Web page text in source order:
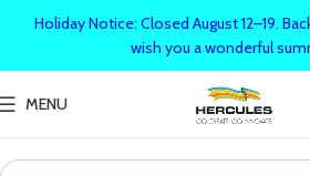
MENU
Holiday Notice: Closed August 12–19.
wish you a wonderful